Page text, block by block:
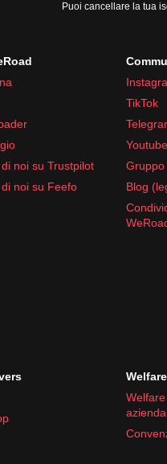
Puoi cancellare la tua
noi su Trustpilot
noi su Feefo
TikTok
Youtube
Blog
azienda